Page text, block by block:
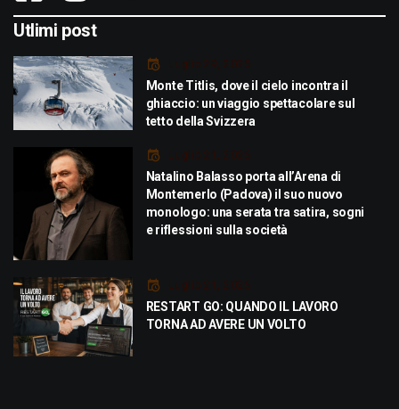
Utlimi post
Luglio 29, 2026
Monte Titlis, dove il cielo incontra il
ghiaccio: un viaggio spettacolare sul
tetto della Svizzera
Luglio 21, 2026
Natalino Balasso porta all’Arena di
Montemerlo (Padova) il suo nuovo
monologo: una serata tra satira, sogni
e riflessioni sulla società
Luglio 21, 2026
RESTART GO: QUANDO IL LAVORO
TORNA AD AVERE UN VOLTO